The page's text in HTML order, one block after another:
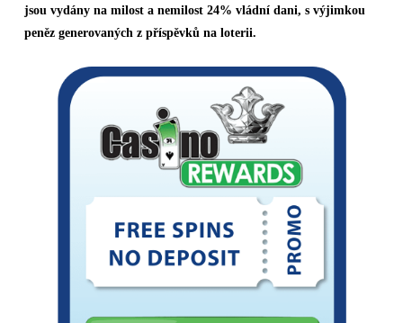
jsou vydány na milost a nemilost 24% vládní dani, s výjimkou
peněz generovaných z příspěvků na loterii.